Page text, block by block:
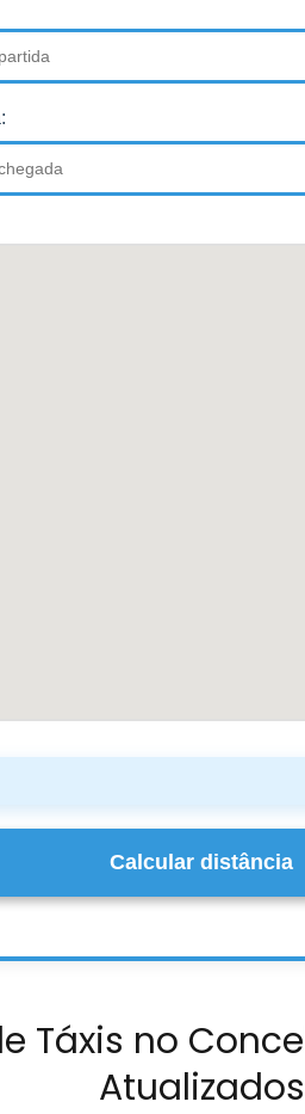
Calcular distância
Táxis no
Atualizados